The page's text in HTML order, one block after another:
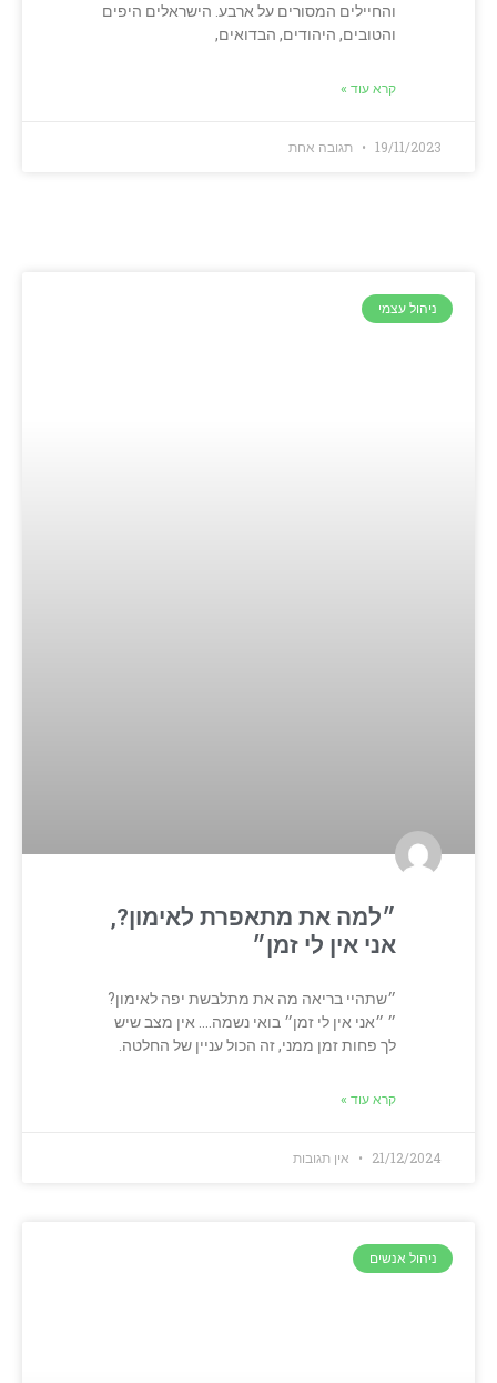
והחיילים המסורים על ארבע. הישראלים היפים
והטובים, היהודים, הבדואים,
קרא עוד »
19/11/2023 תגובה אחת
ניהול עצמי
״למה את מתאפרת לאימון?,
אני אין לי זמן״
״שתהיי בריאה מה את מתלבשת יפה לאימון?
״ ״אני אין לי זמן״ בואי נשמה…. אין מצב שיש
לך פחות זמן ממני, זה הכול עניין של החלטה.
קרא עוד »
21/12/2024 אין תגובות
ניהול אנשים